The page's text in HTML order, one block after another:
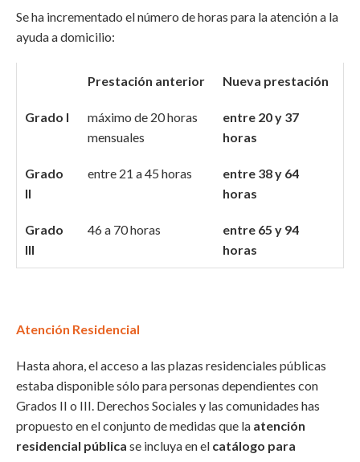
Se ha incrementado el número de horas para la atención a la
ayuda a domicilio:
Prestación anterior Nueva prestación
Grado I
máximo de 20 horas
mensuales
entre 20 y 37
horas
Grado
II
entre 21 a 45 horas
entre 38 y 64
horas
Grado
III
46 a 70 horas
entre 65 y 94
horas
Atención Residencial
Hasta ahora, el acceso a las plazas residenciales públicas
estaba disponible sólo para personas dependientes con
Grados II o III. Derechos Sociales y las comunidades has
propuesto en el conjunto de medidas que la atención
residencial pública se incluya en el catálogo para